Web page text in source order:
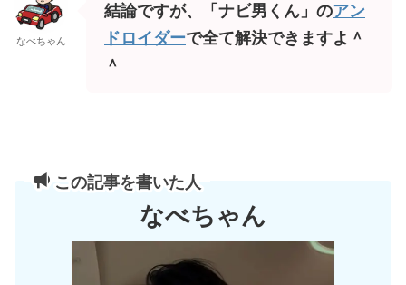
なべちゃん
結論ですが、「ナビ男くん」のアン
ドロイダーで全て解決できますよ＾
＾
この記事を書いた人
なべちゃん